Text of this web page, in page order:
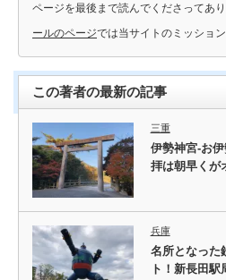
ページを最後まで読んでくださってあり
ールのページでは当サイトのミッショ
この著者の最新の記事
三重
伊勢神宮-お
拝は朝早くが
兵庫
名所となった
ト！新長田